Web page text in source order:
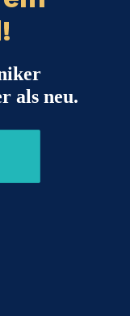
als neu.